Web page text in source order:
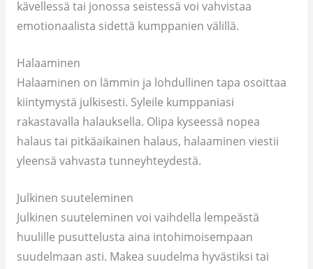
kävellessä tai jonossa seistessä voi vahvistaa
emotionaalista sidettä kumppanien välillä.
Halaaminen
Halaaminen on lämmin ja lohdullinen tapa osoittaa
kiintymystä julkisesti. Syleile kumppaniasi
rakastavalla halauksella. Olipa kyseessä nopea
halaus tai pitkäaikainen halaus, halaaminen viestii
yleensä vahvasta tunneyhteydestä.
Julkinen suuteleminen
Julkinen suuteleminen voi vaihdella lempeästä
huulille pusuttelusta aina intohimoisempaan
suudelmaan asti. Makea suudelma hyvästiksi tai